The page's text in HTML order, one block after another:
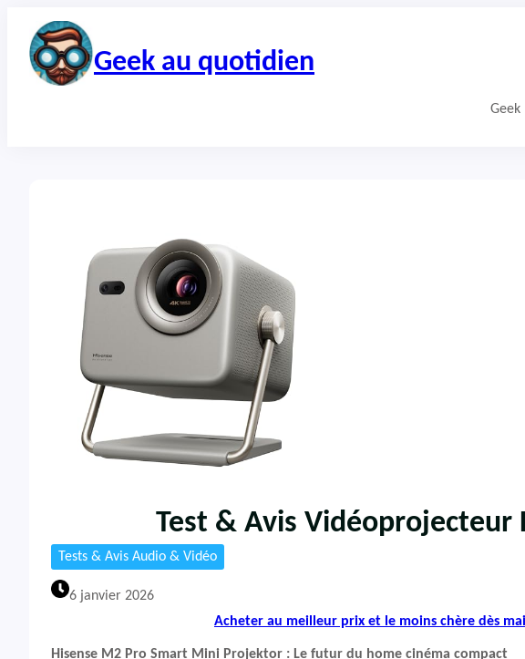
contenu
Geek au quotidien
Geek
Test & Avis Vidéoprojecteur
Tests & Avis Audio & Vidéo
6 janvier 2026
Acheter au meilleur prix et le moins chère dès
Hisense M2 Pro Smart Mini Projektor : Le futur du home cinéma compact